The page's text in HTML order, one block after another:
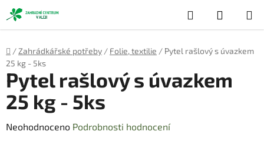
Přejít
na
obsah
Hledat
KOŠÍK
Domů
/ Zahrádkářské potřeby / Folie, textilie / Pytel rašlový s úvazkem
25 kg - 5ks
Pytel rašlový s úvazkem
25 kg - 5ks
Průměrné
Neohodnoceno Podrobnosti hodnocení